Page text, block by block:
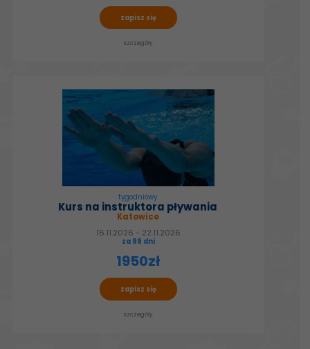
zapisz się
szczegóły
tygodniowy
Kurs na instruktora pływania
Katowice
16.11.2026 - 22.11.2026
za 99 dni
1950zł
zapisz się
szczegóły